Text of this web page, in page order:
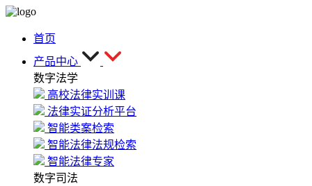
首页
产品中心
数字法学
高校法律实训课
法律实证分析平台
智能类案检索
智能法律法规检索
智能法律专家
数字司法